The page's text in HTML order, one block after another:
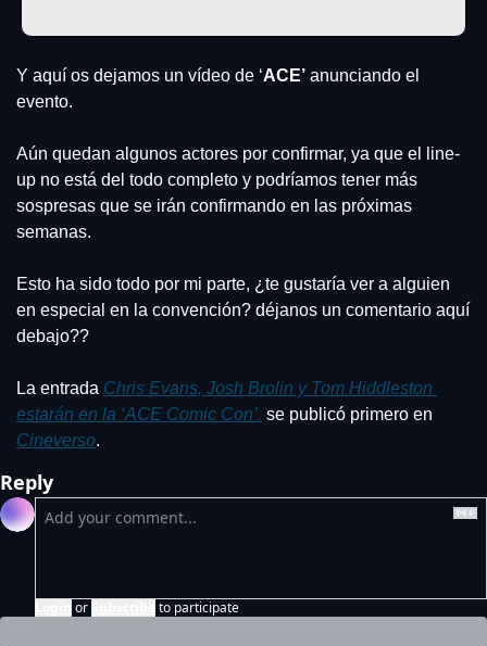
Y aquí os dejamos un vídeo de ‘ACE’ anunciando el
evento.
Aún quedan algunos actores por confirmar, ya que el line-
up no está del todo completo y podríamos tener más
sospresas que se irán confirmando en las próximas
semanas.
Esto ha sido todo por mi parte, ¿te gustaría ver a alguien
en especial en la convención? déjanos un comentario aquí
debajo??
La entrada Chris Evans, Josh Brolin y Tom Hiddleston
estarán en la ‘ACE Comic Con’.
Cineverso.
Reply
or to participate